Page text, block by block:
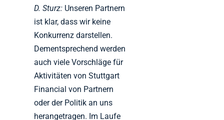
D. Sturz: Unseren Partnern
ist klar, dass wir keine
Konkurrenz darstellen.
Dementsprechend werden
auch viele Vorschläge für
Aktivitäten von Stuttgart
Financial von Partnern
oder der Politik an uns
herangetragen. Im Laufe